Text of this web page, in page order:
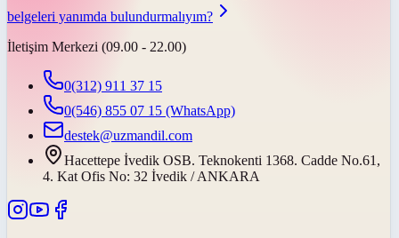
belgeleri yanımda bulundurmalıyım?
İletişim Merkezi (09.00 - 22.00)
0(312) 911 37 15
0(546) 855 07 15 (WhatsApp)
destek@uzmandil.com
Hacettepe İvedik OSB. Teknokenti 1368. Cadde No.61,
4. Kat Ofis No: 32 İvedik / ANKARA